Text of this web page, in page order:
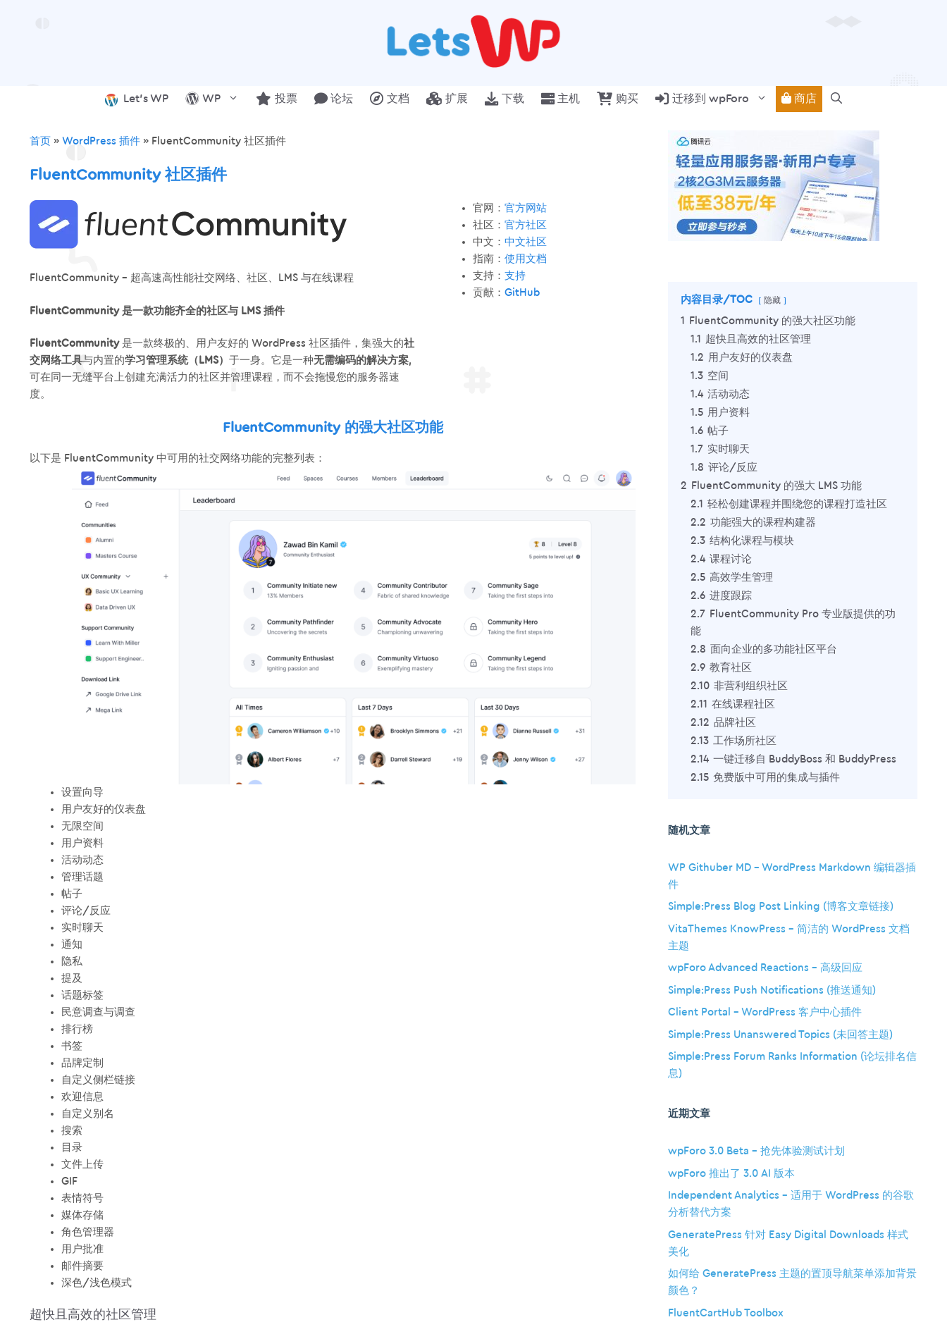
Let’s WP WP 投票 论坛 文档 扩展 下载 主机 购买 迁移到 wpForo 商店
首页 » WordPress 插件 » FluentCommunity 社区插件
FluentCommunity 社区插件
FluentCommunity – 超高速高性能社交网络、社区、LMS 与在线课程
FluentCommunity 是一款功能齐全的社区与 LMS 插件
FluentCommunity 是一款终极的、用户友好的 WordPress 社区插件，集强大的社
交网络工具与内置的学习管理系统（LMS） 于一身。它是一种无需编码的解决方案,
可在同一无缝平台上创建充满活力的社区并管理课程，而不会拖慢您的服务器速
度。
官网： 官方网站
社区： 官方社区
中文： 中文社区
指南： 使用文档
支持： 支持
贡献： GitHub
FluentCommunity 的强大社区功能
以下是 FluentCommunity 中可用的社交网络功能的完整列表：
设置向导
用户友好的仪表盘
无限空间
用户资料
活动动态
管理话题
帖子
评论/反应
实时聊天
通知
隐私
提及
话题标签
民意调查与调查
排行榜
书签
品牌定制
自定义侧栏链接
欢迎信息
自定义别名
搜索
目录
文件上传
GIF
表情符号
媒体存储
角色管理器
用户批准
邮件摘要
深色/浅色模式
超快且高效的社区管理
内容目录/TOC 隐藏
1
FluentCommunity 的强大社区功能
1.1
超快且高效的社区管理
1.2 用户友好的仪表盘
1.3 空间
1.4 活动动态
1.5 用户资料
1.6 帖子
1.7 实时聊天
1.8 评论/反应
2 FluentCommunity 的强大 LMS 功能
2.1 轻松创建课程并围绕您的课程打造社区
2.2 功能强大的课程构建器
2.3 结构化课程与模块
2.4 课程讨论
2.5 高效学生管理
2.6 进度跟踪
2.7 FluentCommunity Pro 专业版提供的功
能
2.8 面向企业的多功能社区平台
2.9 教育社区
2.10 非营利组织社区
2.11 在线课程社区
2.12 品牌社区
2.13
工作场所社区
2.14 一键迁移自 BuddyBoss 和 BuddyPress
2.15 免费版中可用的集成与插件
随机文章
WP Githuber MD – WordPress Markdown 编辑器插
件
Simple:Press Blog Post Linking (博客文章链接)
VitaThemes KnowPress – 简洁的 WordPress 文档
主题
wpForo Advanced Reactions – 高级回应
Simple:Press Push Notifications (推送通知)
Client Portal – WordPress 客户中心插件
Simple:Press Unanswered Topics (未回答主题)
Simple:Press Forum Ranks Information (论坛排名信
息)
近期文章
wpForo 3.0 Beta – 抢先体验测试计划
wpForo 推出了 3.0 AI 版本
Independent Analytics – 适用于 WordPress 的谷歌
分析替代方案
GeneratePress 针对 Easy Digital Downloads 样式
美化
如何给 GeneratePress 主题的置顶导航菜单添加背景
颜色？
FluentCartHub Toolbox